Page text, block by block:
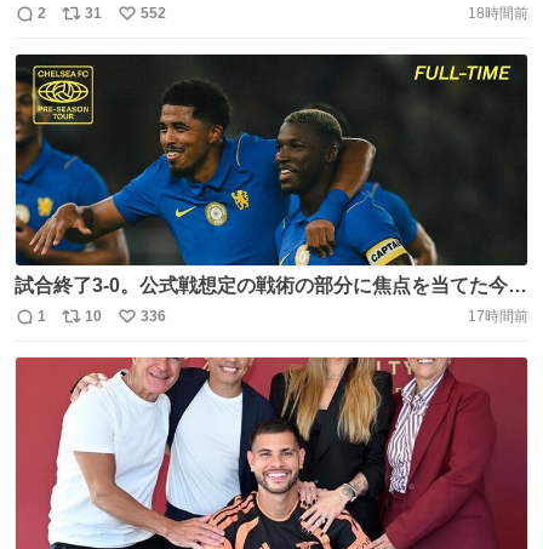
先制点 叩きつけたのは🇧🇷ジョアン ペドロ ⚽️親善試合 🆚
https://t.co/0ZJfYGYVfO
返
信
数
2
リ
ポ
ス
ト
数
31
い
い
552 18時間前
試合終了3-0。公式戦想定の戦術の部分に焦点を当てた今回
の試合。チェルシーの選手の特性を見てもシャビアロンソ
カイセドを霞ませる事が出来る男。CCBフォファナも上出
来。JPは流石の2得点。クエンダ、エステヴァンの2枚持ち
は反則。素晴らしい試合 https://t.co/5lYVjYe3hC
返
信
1
リ
ポ
ス
ト
数
10
い
い
ね
数
336 17時間前